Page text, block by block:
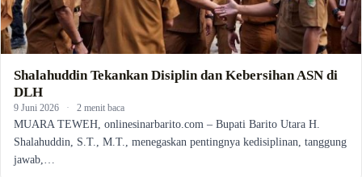
Shalahuddin Tekankan Disiplin dan Kebersihan ASN di
DLH
9 Juni 2026 · 2 menit baca
MUARA TEWEH, onlinesinarbarito.com – Bupati Barito Utara H.
Shalahuddin, S.T., M.T., menegaskan pentingnya kedisiplinan, tanggung
jawab,…